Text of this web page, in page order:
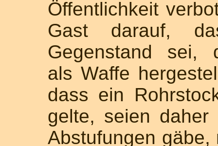
Öffentlichkeit
Gast darauf,
Gegenstand sei,
als Waffe
dass ein
gelte, seien
Abstufungen gäbe,